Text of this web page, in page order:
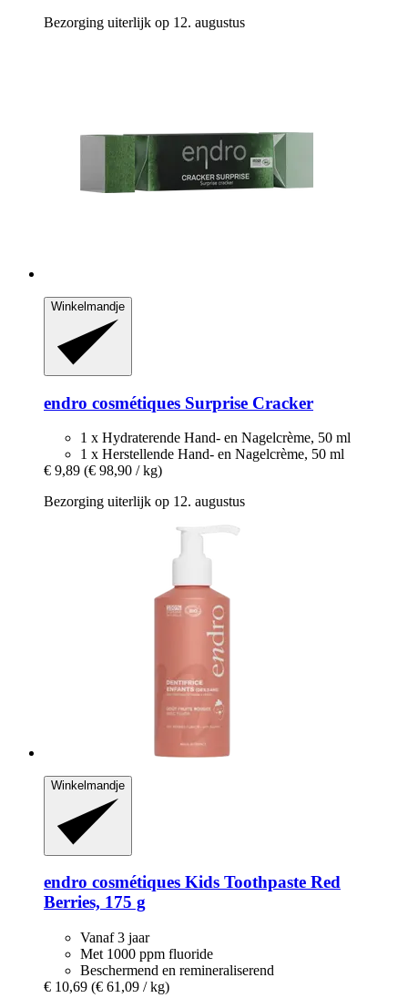
Bezorging uiterlijk op 12. augustus
Winkelmandje
endro cosmétiques Surprise Cracker
1 x Hydraterende Hand- en Nagelcrème, 50 ml
1 x Herstellende Hand- en Nagelcrème, 50 ml
€ 9,89 (€ 98,90 / kg)
Bezorging uiterlijk op 12. augustus
Winkelmandje
endro cosmétiques Kids Toothpaste Red
Berries, 175 g
Vanaf 3 jaar
Met 1000 ppm fluoride
Beschermend en remineraliserend
€ 10,69 (€ 61,09 / kg)